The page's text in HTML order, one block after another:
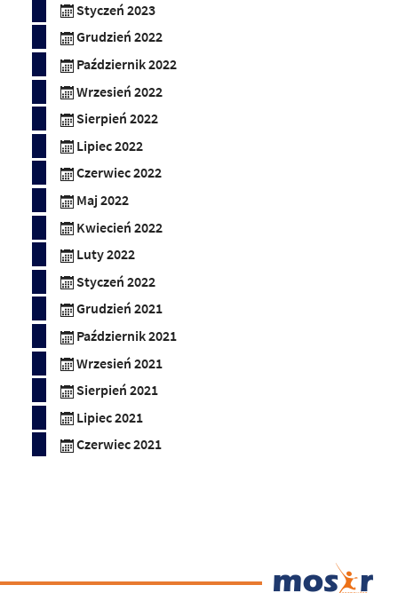
Styczeń 2023
Grudzień 2022
Październik 2022
Wrzesień 2022
Sierpień 2022
Lipiec 2022
Czerwiec 2022
Maj 2022
Kwiecień 2022
Luty 2022
Styczeń 2022
Grudzień 2021
Październik 2021
Wrzesień 2021
Sierpień 2021
Lipiec 2021
Czerwiec 2021